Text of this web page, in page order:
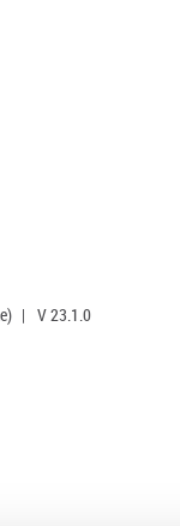
| V 23.1.0